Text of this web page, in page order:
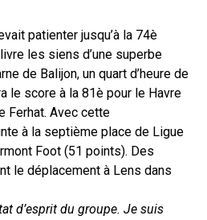
patienter jusqu’à la 74è
les siens d’une superbe
de Balijon, un quart d’heure de
le score à la 81è pour le Havre
Ferhat. Avec cette
à la septième place de Ligue
Foot (51 points). Des
le déplacement à Lens dans
d’esprit du groupe. Je suis